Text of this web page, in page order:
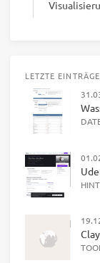
LETZTE EINTRÄGE